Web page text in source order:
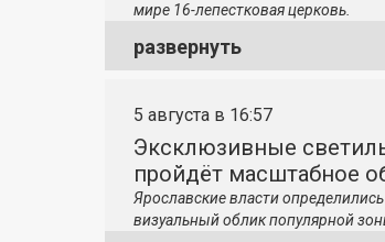
мире 16-лепестковая церковь.
развернуть
5 августа в 16:57
Эксклюзивные
пройдёт масштабное
Ярославские власти
визуальный облик популярной